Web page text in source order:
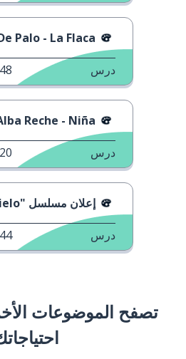
Palo - La Flaca
درس 48
Reche - Niña
درس 20
إعلان مسلسل "Hasta el cielo"
درس 44
تصفح الموضوعات